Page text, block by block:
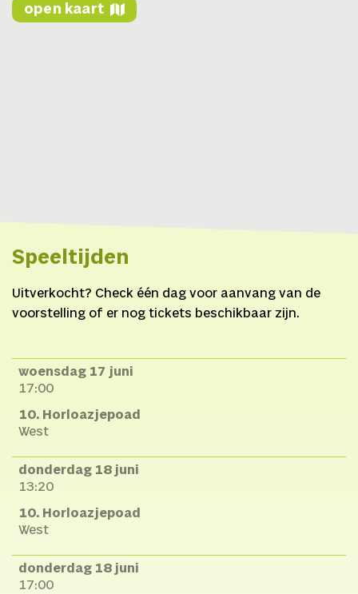
open kaart
Speeltijden
Uitverkocht? Check één dag voor aanvang van de
voorstelling of er nog tickets beschikbaar zijn.
woensdag 17 juni
17:00
10. Horloazjepoad
West
donderdag 18 juni
13:20
10. Horloazjepoad
West
donderdag 18 juni
17:00